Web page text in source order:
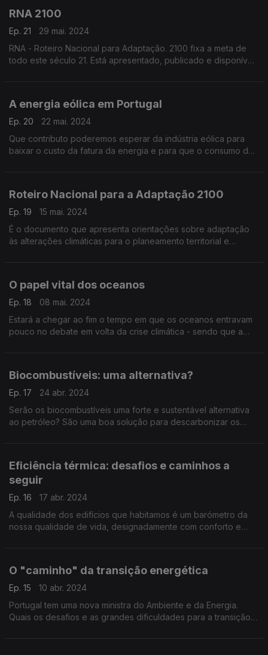
RNA 2100
Ep. 21
29 mai. 2024
RNA - Roteiro Nacional para Adaptação. 2100 fixa a meta de
todo este século 21. Está apresentado, publicado e disponível.
A energia eólica em Portugal
Ep. 20
22 mai. 2024
Que contributo poderemos esperar da indústria eólica para
baixar o custo da fatura da energia e para que o consumo de
Roteiro Nacional para a Adaptação 2100
Ep. 19
15 mai. 2024
É o documento que apresenta orientações sobre adaptação
às alterações climáticas para o planeamento territorial e
O papel vital dos oceanos
Ep. 18
08 mai. 2024
Estará a chegar ao fim o tempo em que os oceanos entravam
pouco no debate em volta da crise climática - sendo que a
Biocombustíveis: uma alternativa?
Ep. 17
24 abr. 2024
Serão os biocombustíveis uma forte e sustentável alternativa
ao petróleo? São uma boa solução para descarbonizar os
Eficiência térmica: desafios e caminhos a
seguir
Ep. 16
17 abr. 2024
A qualidade dos edifícios que habitamos é um barómetro da
nossa qualidade de vida, designadamente com conforto e
O "caminho" da transição energética
Ep. 15
10 abr. 2024
Portugal tem uma nova ministra do Ambiente e da Energia.
Quais os desafios e as grandes dificuldades para a transição